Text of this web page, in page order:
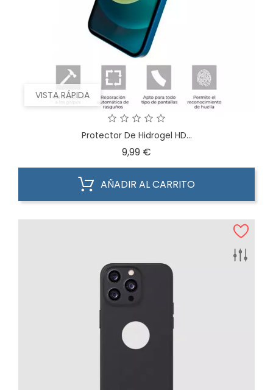
VISTA RÁPIDA
Protector De Hidrogel HD...
9,99 €
AÑADIR AL CARRITO